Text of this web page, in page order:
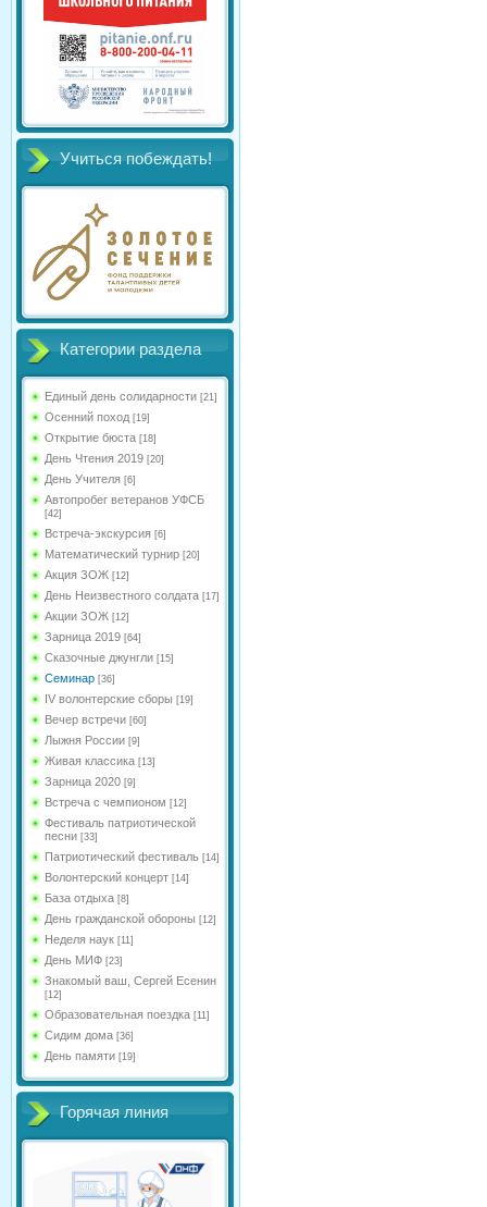
Учиться побеждать!
Категории раздела
Единый день солидарности [21]
Осенний поход [19]
Открытие бюста [18]
День Чтения 2019 [20]
День Учителя [6]
Автопробег ветеранов УФСБ
[42]
Встреча-экскурсия [6]
Математический турнир [20]
Акция ЗОЖ [12]
День Неизвестного солдата [17]
Акции ЗОЖ [12]
Зарница 2019 [64]
Сказочные джунгли [15]
Семинар [36]
IV волонтерские сборы [19]
Вечер встречи [60]
Лыжня России [9]
Живая классика [13]
Зарница 2020 [9]
Встреча с чемпионом [12]
Фестиваль патриотической
песни [33]
Патриотический фестиваль [14]
Волонтерский концерт [14]
База отдыха [8]
День гражданской обороны [12]
Неделя наук [11]
День МИФ [23]
Знакомый ваш, Сергей Есенин
[12]
Образовательная поездка [11]
Сидим дома [36]
День памяти [19]
Горячая линия